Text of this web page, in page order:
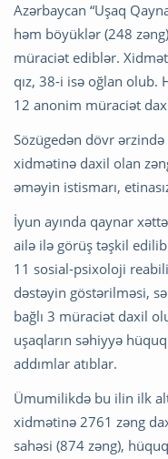
Azərbaycan “Uşaq
həm böyüklər (248
müraciət ediblər.
qız, 38-i isə oğlan olub.
12 anonim müraciət
Sözügedən dövr ərzində
xidmətinə daxil olan
əməyin istismarı,
İyun ayında qaynar
ailə ilə görüş təşkil
11 sosial-psixoloji
dəstəyin göstərilməsi,
bağlı 3 müraciət daxil
uşaqların səhiyyə
addımlar atıblar.
Ümumilikdə bu ilin ilk
xidmətinə 2761 zəng
sahəsi (874 zəng),